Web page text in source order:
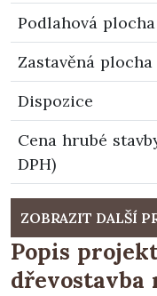
Podlahová
Zastavěná plocha
Dispozice
Cena hrubé
DPH)
ZOBRAZIT DALŠÍ
Popis
dřevostavba